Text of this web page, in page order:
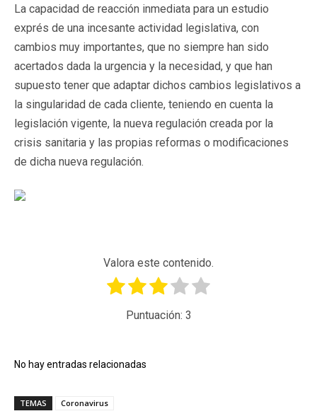
La capacidad de reacción inmediata para un estudio
exprés de una incesante actividad legislativa, con
cambios muy importantes, que no siempre han sido
acertados dada la urgencia y la necesidad, y que han
supuesto tener que adaptar dichos cambios legislativos a
la singularidad de cada cliente, teniendo en cuenta la
legislación vigente, la nueva regulación creada por la
crisis sanitaria y las propias reformas o modificaciones
de dicha nueva regulación.
Valora este contenido.
Puntuación: 3
No hay entradas relacionadas
TEMAS Coronavirus